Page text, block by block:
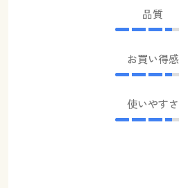
品質
お買い得感
使いやすさ